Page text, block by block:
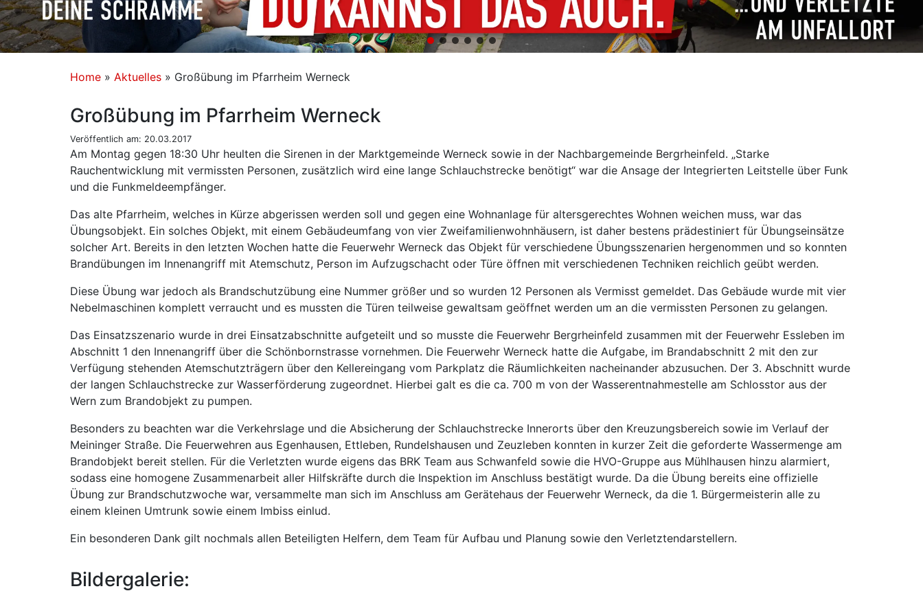
Home » Aktuelles » Großübung im Pfarrheim Werneck
Großübung im Pfarrheim Werneck
Veröffentlich am: 20.03.2017
Am Montag gegen 18:30 Uhr heulten die Sirenen in der Marktgemeinde Werneck sowie in der Nachbargemeinde Bergrheinfeld. „Starke
Rauchentwicklung mit vermissten Personen, zusätzlich wird eine lange Schlauchstrecke benötigt“ war die Ansage der Integrierten Leitstelle über Funk
und die Funkmeldeempfänger.
Das alte Pfarrheim, welches in Kürze abgerissen werden soll und gegen eine Wohnanlage für altersgerechtes Wohnen weichen muss, war das
Übungsobjekt. Ein solches Objekt, mit einem Gebäudeumfang von vier Zweifamilienwohnhäusern, ist daher bestens prädestiniert für Übungseinsätze
solcher Art. Bereits in den letzten Wochen hatte die Feuerwehr Werneck das Objekt für verschiedene Übungsszenarien hergenommen und so konnten
Brandübungen im Innenangriff mit Atemschutz, Person im Aufzugschacht oder Türe öffnen mit verschiedenen Techniken reichlich geübt werden.
Diese Übung war jedoch als Brandschutzübung eine Nummer größer und so wurden 12 Personen als Vermisst gemeldet. Das Gebäude wurde mit vier
Nebelmaschinen komplett verraucht und es mussten die Türen teilweise gewaltsam geöffnet werden um an die vermissten Personen zu gelangen.
Das Einsatzszenario wurde in drei Einsatzabschnitte aufgeteilt und so musste die Feuerwehr Bergrheinfeld zusammen mit der Feuerwehr Essleben im
Abschnitt 1 den Innenangriff über die Schönbornstrasse vornehmen. Die Feuerwehr Werneck hatte die Aufgabe, im Brandabschnitt 2 mit den zur
Verfügung stehenden Atemschutzträgern über den Kellereingang vom Parkplatz die Räumlichkeiten nacheinander abzusuchen. Der 3. Abschnitt wurde
der langen Schlauchstrecke zur Wasserförderung zugeordnet. Hierbei galt es die ca. 700 m von der Wasserentnahmestelle am Schlosstor aus der
Wern zum Brandobjekt zu pumpen.
Besonders zu beachten war die Verkehrslage und die Absicherung der Schlauchstrecke Innerorts über den Kreuzungsbereich sowie im Verlauf der
Meininger Straße. Die Feuerwehren aus Egenhausen, Ettleben, Rundelshausen und Zeuzleben konnten in kurzer Zeit die geforderte Wassermenge am
Brandobjekt bereit stellen. Für die Verletzten wurde eigens das BRK Team aus Schwanfeld sowie die HVO-Gruppe aus Mühlhausen hinzu alarmiert,
sodass eine homogene Zusammenarbeit aller Hilfskräfte durch die Inspektion im Anschluss bestätigt wurde. Da die Übung bereits eine offizielle
Übung zur Brandschutzwoche war, versammelte man sich im Anschluss am Gerätehaus der Feuerwehr Werneck, da die 1. Bürgermeisterin alle zu
einem kleinen Umtrunk sowie einem Imbiss einlud.
Ein besonderen Dank gilt nochmals allen Beteiligten Helfern, dem Team für Aufbau und Planung sowie den Verletztendarstellern.
Bildergalerie: